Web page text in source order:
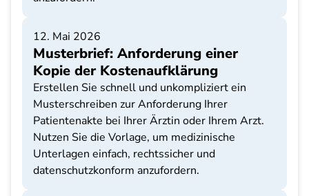
12. Mai 2026
Musterbrief: Anforderung einer
Kopie der Kostenaufklärung
Erstellen Sie schnell und unkompliziert ein
Musterschreiben zur Anforderung Ihrer
Patientenakte bei Ihrer Ärztin oder Ihrem Arzt.
Nutzen Sie die Vorlage, um medizinische
Unterlagen einfach, rechtssicher und
datenschutzkonform anzufordern.